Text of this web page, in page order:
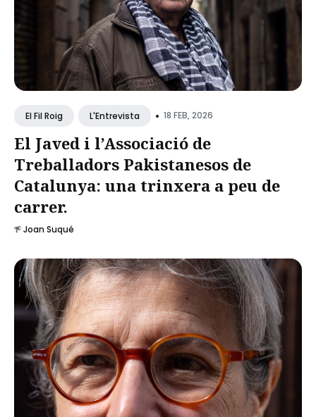
El Fil Roig L'Entrevista • 18 FEB, 2026
El Javed i l’Associació de
Treballadors Pakistanesos de
Catalunya: una trinxera a peu de
carrer.
Joan Suqué